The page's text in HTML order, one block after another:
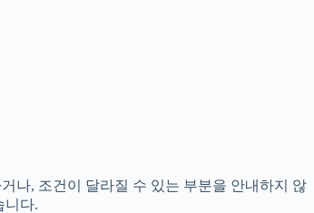
나, 조건이 달라질 수 있는 부분을 안내하지 않
니다.